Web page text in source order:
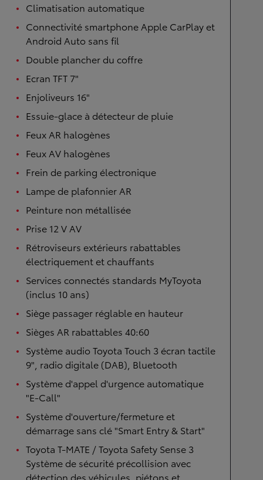
Climatisation automatique
Connectivité smartphone Apple CarPlay et
Android Auto sans fil
Double plancher du coffre
Ecran TFT 7"
Enjoliveurs 16"
Essuie-glace à détecteur de pluie
Feux AR halogènes
Feux AV halogènes
Frein de parking électronique
Lampe de plafonnier AR
Peinture non métallisée
Prise 12 V AV
Rétroviseurs extérieurs rabattables
électriquement et chauffants
Services connectés standards MyToyota
(inclus 10 ans)
Siège passager réglable en hauteur
Sièges AR rabattables 40:60
Système audio Toyota Touch 3 écran tactile
9", radio digitale (DAB), Bluetooth
Système d'appel d'urgence automatique
"E-Call"
Système d'ouverture/fermeture et
démarrage sans clé "Smart Entry & Start"
Toyota T-MATE / Toyota Safety Sense 3
Système de sécurité précollision avec
détection des véhicules, piétons et